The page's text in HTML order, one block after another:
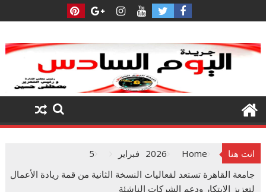
to
انت هنا Home
2026 فبراير
5
جامعة القاهرة تستعد لفعاليات النسخة الثانية من قمة ريادة الأعمال
لتعزيز الابتكار ودعم الشركات الناشئة